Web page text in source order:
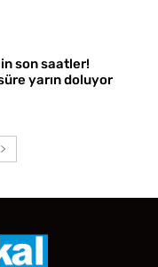
son saatler!
yarın doluyor